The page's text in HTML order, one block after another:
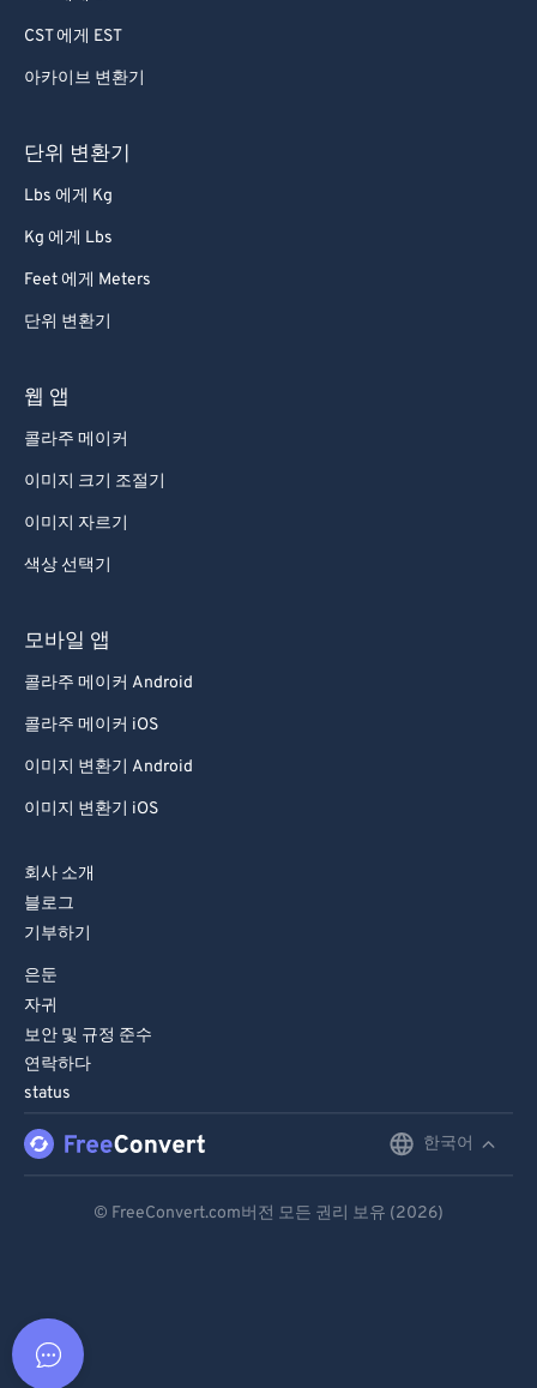
CST 에게 EST
아카이브 변환기
단위 변환기
Lbs 에게 Kg
Kg 에게 Lbs
Feet 에게 Meters
단위 변환기
웹 앱
콜라주 메이커
이미지 크기 조절기
이미지 자르기
색상 선택기
모바일 앱
콜라주 메이커 Android
콜라주 메이커 iOS
이미지 변환기 Android
이미지 변환기 iOS
회사 소개
블로그
기부하기
은둔
자귀
보안 및 규정 준수
연락하다
status
한국어
© FreeConvert.com버전 모든 권리 보유 (2026)